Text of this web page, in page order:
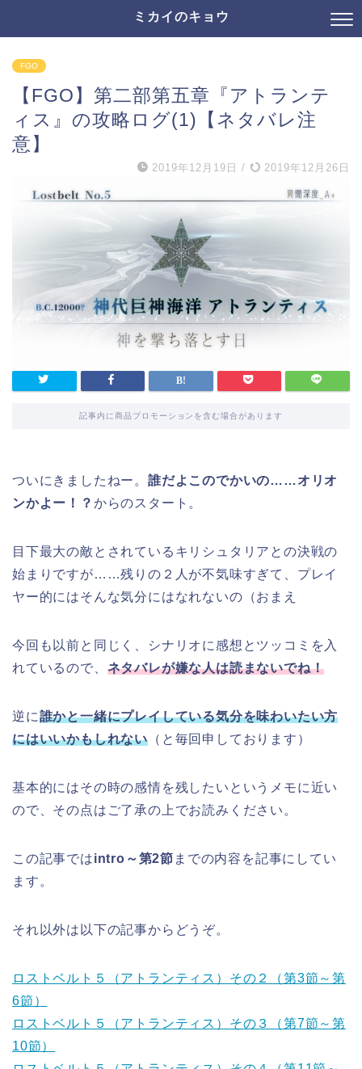
ミカイのキョウ
FGO
【FGO】第二部第五章『アトランテ
ィス』の攻略ログ(1)【ネタバレ注
意】
2019年12月19日 / 2019年12月26日
記事内に商品プロモーションを含む場合があります
ついにきましたねー。 誰だよこのでかいの……オリオ
ンかよー！？ からのスタート。
目下最大の敵とされているキリシュタリアとの決戦の
始まりですが……残りの２人が不気味すぎて、プレイ
ヤー的にはそんな気分にはなれないの（おまえ
今回も以前と同じく、シナリオに感想とツッコミを入
れているので、 ネタバレが嫌な人は読まないでね！
逆に誰かと一緒にプレイしている気分を味わいたい方
にはいいかもしれない （と毎回申しております）
基本的にはその時の感情を残したいというメモに近い
ので、その点はご了承の上でお読みください。
この記事ではintro～第2節 までの内容を記事にしてい
ます。
それ以外は以下の記事からどうぞ。
ロストベルト５（アトランティス）その２（第3節～第
6節）
ロストベルト５（アトランティス）その３（第7節～第
10節）